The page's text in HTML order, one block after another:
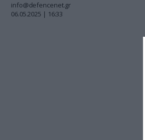
info@defencenet.gr
06.05.2025 | 16:33